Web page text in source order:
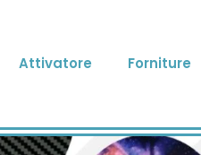
Attivatore Forniture